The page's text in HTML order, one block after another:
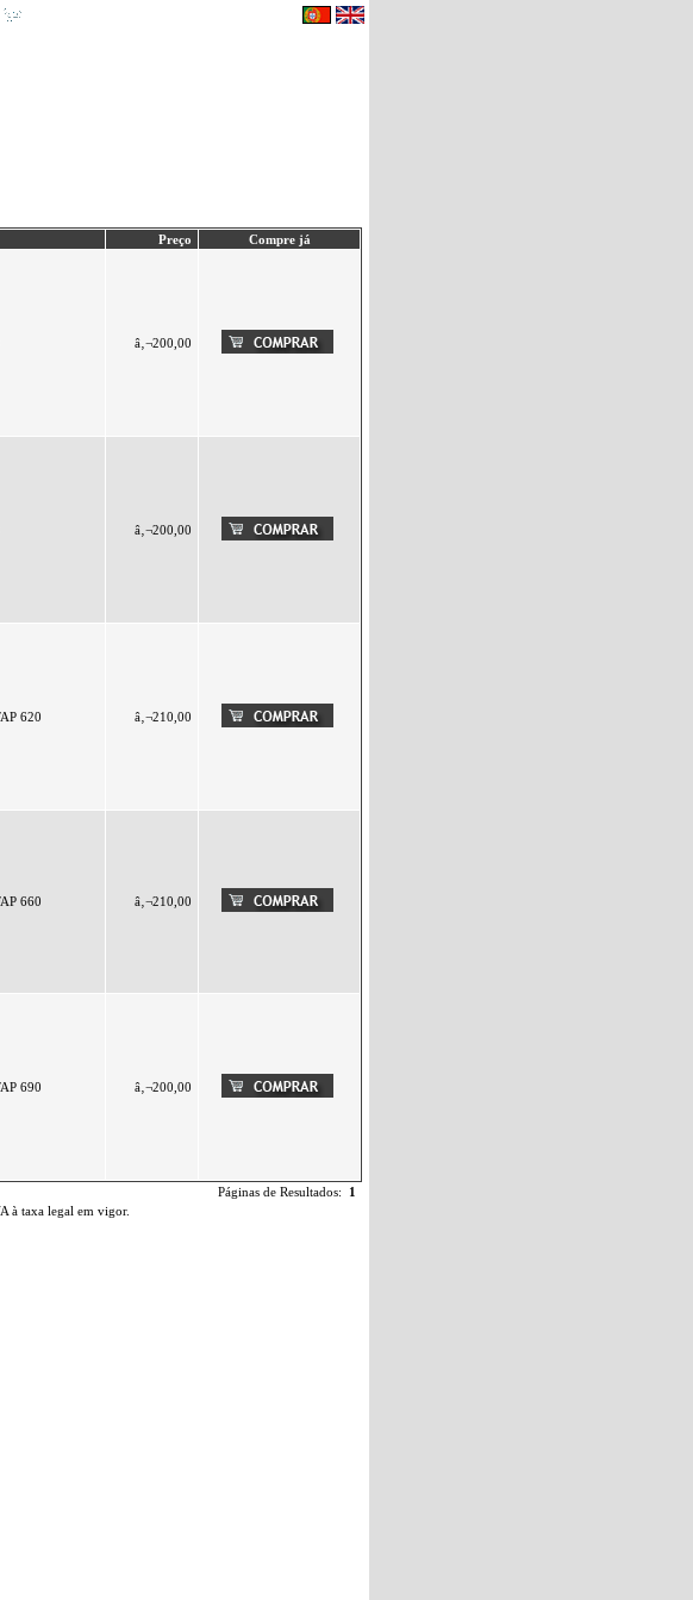
Preço Compre já
â‚¬200,00
â‚¬200,00
620 â‚¬210,00
660 â‚¬210,00
690 â‚¬200,00
Páginas de Resultados: 1
à taxa legal em vigor.